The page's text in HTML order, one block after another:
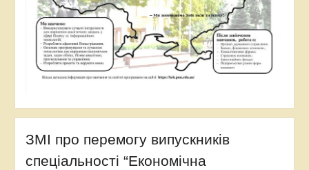
ЗМІ про перемогу випускників
спеціальності “Економічна